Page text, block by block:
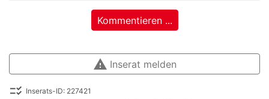
Kommentieren ...
warning Inserat melden
checklist_rtl Inserats-ID: 227421